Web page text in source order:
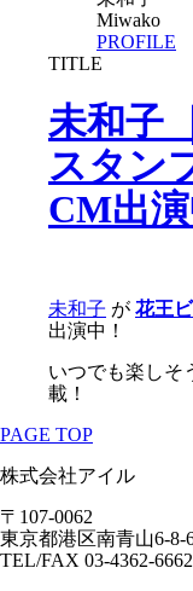
Miwako
PROFILE
TITLE
未和子
スタン
CM出演
未和子 が 花王
出演中！
いつでも楽しそ
載！
PAGE TOP
株式会社アイル
〒107-0062
東京都港区南青山6-8-
TEL/FAX 03-4362-6662